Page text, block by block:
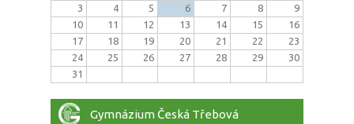
3
4 5 6 7 8
9
10
11 12 13 14 15
16
17
18 19 20 21 22
23
24
25 26 27 28 29
30
31
Gymnázium Česká Třebová